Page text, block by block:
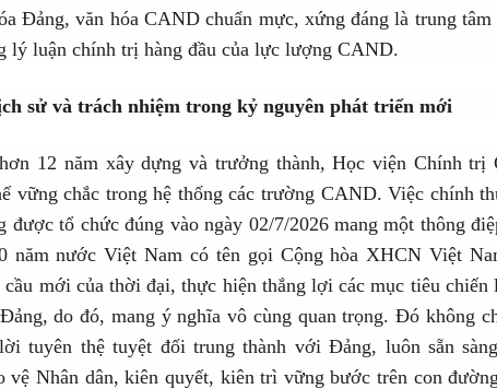
Đảng, văn hóa CAND chuẩn mực, xứng đáng là trung
lý luận chính trị hàng đầu của lực lượng CAND.
sử và trách nhiệm trong kỷ nguyên phát triển mới
12 năm xây dựng và trưởng thành, Học viện Chính trị
vững chắc trong hệ thống các trường CAND. Việc chính
được tổ chức đúng vào ngày 02/7/2026 mang một thông
năm nước Việt Nam có tên gọi Cộng hòa XHCN Việt
cầu mới của thời đại, thực hiện thắng lợi các mục tiêu
do đó, mang ý nghĩa vô cùng quan trọng. Đó không
tuyên thệ tuyệt đối trung thành với Đảng, luôn sẵn
vệ Nhân dân, kiên quyết, kiên trì vững bước trên con